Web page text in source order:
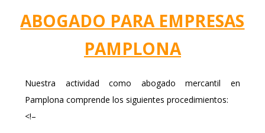
ABOGADO PARA EMPRESAS
PAMPLONA
Nuestra actividad como abogado mercantil en
Pamplona comprende los siguientes procedimientos:
<!–